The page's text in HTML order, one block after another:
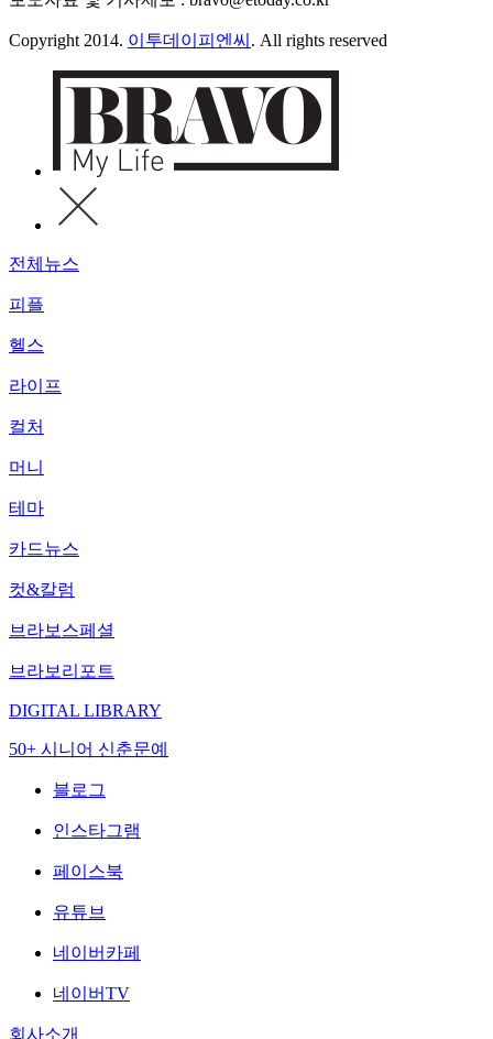
Copyright 2014. 이투데이피엔씨 . All rights reserved
전체뉴스
피플
헬스
라이프
컬처
머니
테마
카드뉴스
컷&칼럼
브라보스페셜
브라보리포트
DIGITAL LIBRARY
50+ 시니어 신춘문예
블로그
인스타그램
페이스북
유튜브
네이버카페
네이버TV
회사소개